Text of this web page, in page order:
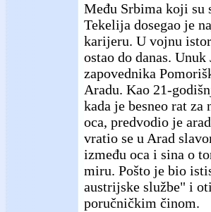
Među Srbima koji su
Tekelija dosegao je
karijeru. U vojnu
ostao do danas.
zapovednika
Aradu. Kao 21-
kada je besneo rat
oca, predvodio je
vratio se u Arad
između oca i sina o
miru. Pošto je bio
austrijske službe" i
poručničkim činom.